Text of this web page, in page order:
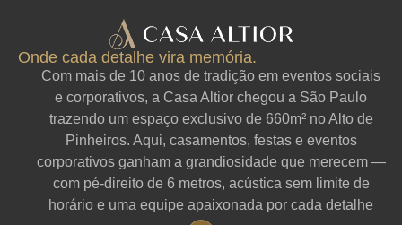
Onde cada detalhe vira memória.
Com mais de 10 anos de tradição em eventos sociais
e corporativos, a Casa Altior chegou a São Paulo
trazendo um espaço exclusivo de 660m² no Alto de
Pinheiros. Aqui, casamentos, festas e eventos
corporativos ganham a grandiosidade que merecem —
com pé-direito de 6 metros, acústica sem limite de
horário e uma equipe apaixonada por cada detalhe